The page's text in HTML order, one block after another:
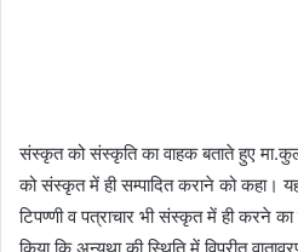
संस्कृत को संस्कृति का वाहक बताते हुए
को संस्कृत में ही सम्पादित कराने को कहा।
टिपण्णी व पत्राचार भी संस्कृत में ही करने